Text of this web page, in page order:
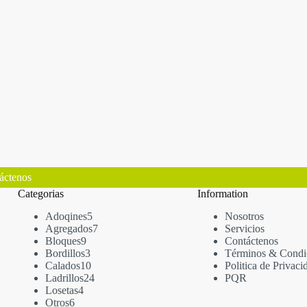
Categorias
Adoqines5
Agregados7
Bloques9
Bordillos3
Calados10
Ladrillos24
Losetas4
Otros6
Information
Nosotros
Servicios
Contáctenos
Términos & Condi
Politica de
PQR